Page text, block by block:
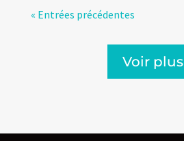
« Entrées précédentes
Voir plus